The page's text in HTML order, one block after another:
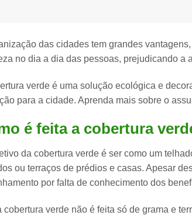
das cidades tem grandes
no dia a dia das pessoas, prejudicando a
verde é uma solução ecológica e
para a cidade. Aprenda mais sobre o
é feita a cobertura
da cobertura verde é ser como um
ou terraços de prédios e casas. Apesar
por falta de conhecimento dos
cobertura verde não é feita só de grama e